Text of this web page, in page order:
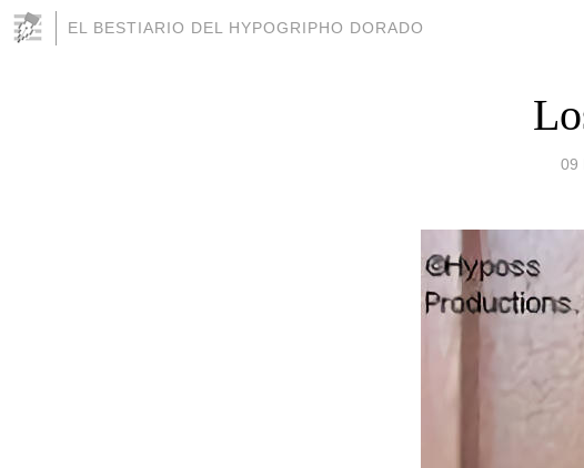
EL BESTIARIO DEL HYPOGRIPHO DORADO
09